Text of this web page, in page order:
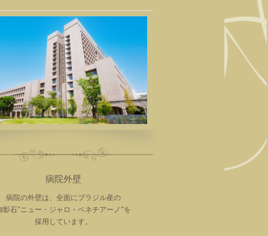
病院外壁
病院の外壁は、全面にブラジル産の
影石”ニュー・ジャロ・ベネチアーノ”を
採用しています。